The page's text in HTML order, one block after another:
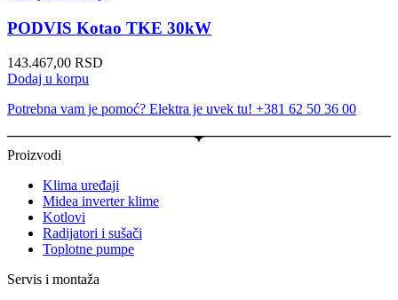
PODVIS Kotao TKE 30kW
143.467,00 RSD
Dodaj u korpu
Potrebna vam je pomoć? Elektra je uvek tu! +381 62 50 36 00
Proizvodi
Klima uređaji
Midea inverter klime
Kotlovi
Radijatori i sušači
Toplotne pumpe
Servis i montaža